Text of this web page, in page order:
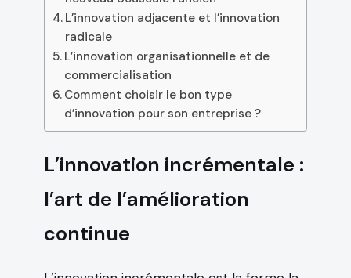
L’innovation adjacente et l’innovation
radicale
L’innovation organisationnelle et de
commercialisation
Comment choisir le bon type
d’innovation pour son entreprise ?
L’innovation incrémentale :
l’art de l’amélioration
continue